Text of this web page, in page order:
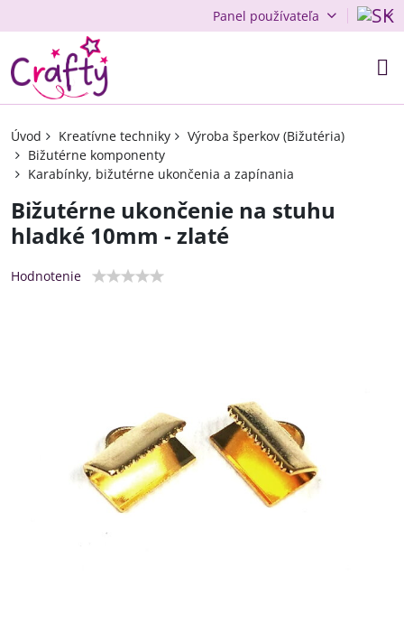
Panel používateľa
Úvod Kreatívne techniky
Výroba šperkov (Bižutéria)
Bižutérne komponenty
Karabínky, bižutérne ukončenia a zapínania
Bižutérne ukončenie na stuhu
hladké 10mm - zlaté
Hodnotenie